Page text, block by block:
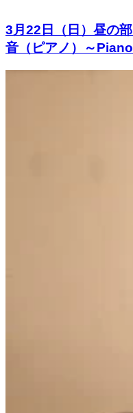
3月22日（日）昼の
音（ピアノ）～